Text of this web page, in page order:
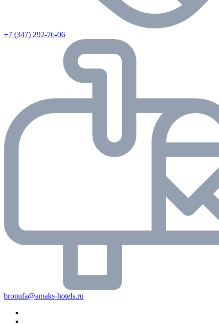
+7 (347) 292-76-06
bronufa@amaks-hotels.ru